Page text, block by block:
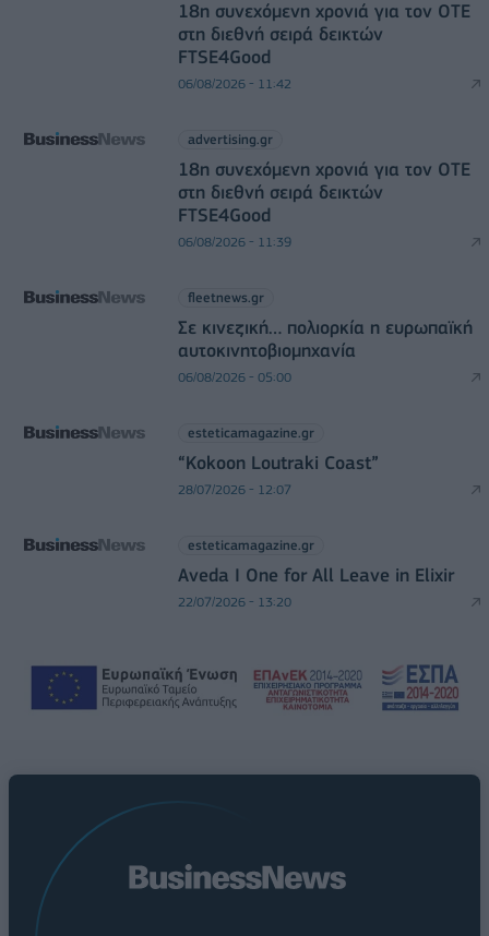
18η συνεχόμενη χρονιά για τον ΟΤΕ
στη διεθνή σειρά δεικτών
FTSE4Good
06/08/2026 - 11:42
advertising.gr
18η συνεχόμενη χρονιά για τον ΟΤΕ
στη διεθνή σειρά δεικτών
FTSE4Good
06/08/2026 - 11:39
fleetnews.gr
Σε κινεζική… πολιορκία η ευρωπαϊκή
αυτοκινητοβιομηχανία
06/08/2026 - 05:00
esteticamagazine.gr
“Kokoon Loutraki Coast”
28/07/2026 - 12:07
esteticamagazine.gr
Aveda I One for All Leave in Elixir
22/07/2026 - 13:20